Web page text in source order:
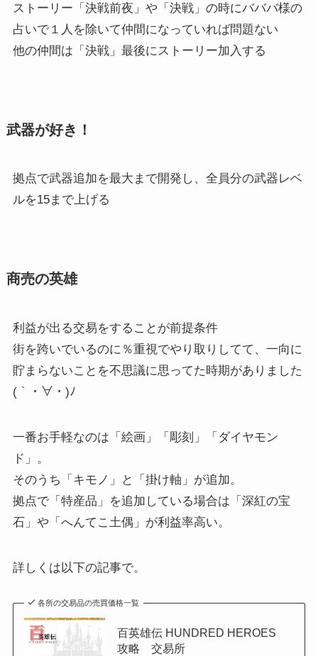
ストーリー「決戦前夜」や「決戦」の時にバババ様の
占いで１人を除いて仲間になっていれば問題ない
他の仲間は「決戦」最後にストーリー加入する
武器が好き！
拠点で武器追加を最大まで開発し、全員分の武器レベ
ルを15まで上げる
商売の英雄
利益が出る交易をすることが前提条件
街を跨いでいるのに％重視でやり取りしてて、一向に
貯まらないことを不思議に思ってた時期がありました
(｀・∀・)ﾉ
一番お手軽なのは「絵画」「彫刻」「ダイヤモン
ド」。
そのうち「キモノ」と「掛け軸」が追加。
拠点で「特産品」を追加している場合は「深紅の宝
石」や「へんてこ土偶」が利益率高い。
詳しくは以下の記事で。
各所の交易品の売買価格一覧
百英雄伝 HUNDRED HEROES
攻略 交易所